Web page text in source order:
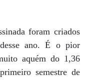
foram criados
ano. É o pior
aquém do 1,36
semestre de